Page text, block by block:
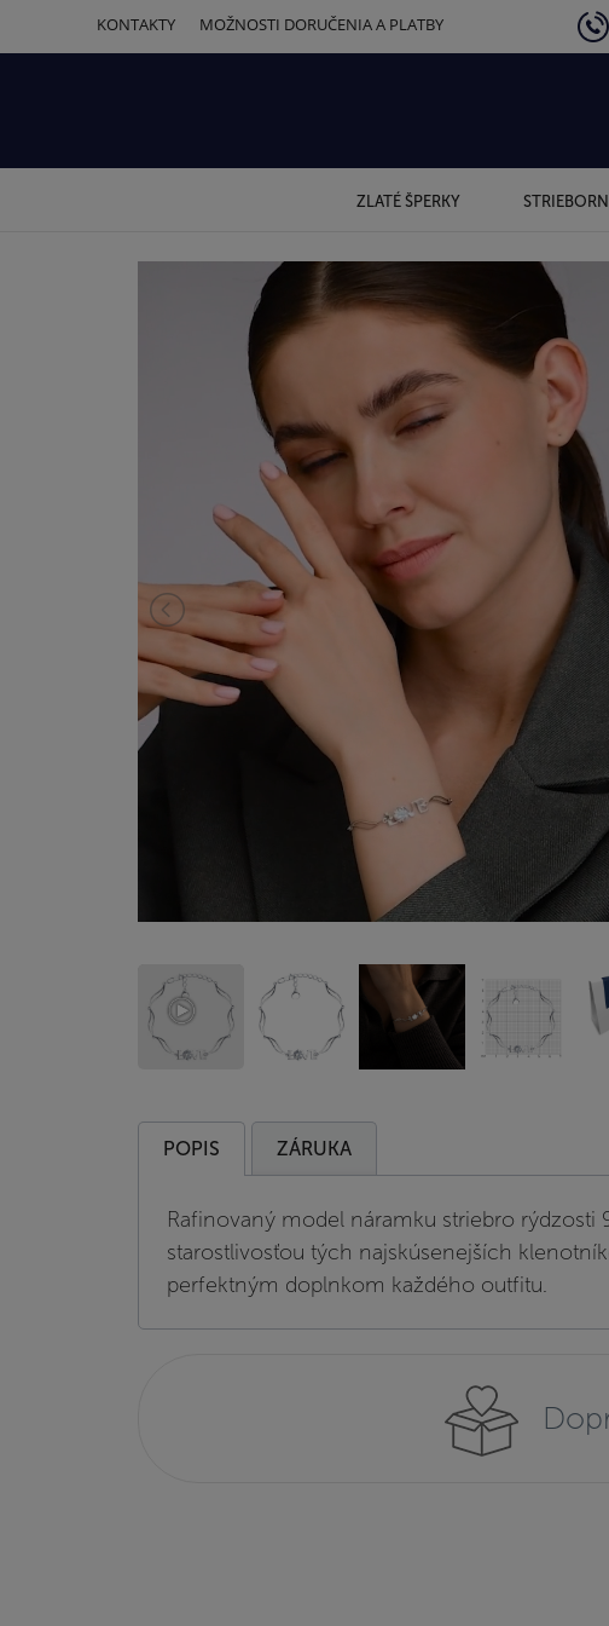
KONTAKTY MOŽNOSTI DORUČENIA A PLATBY 4434
ZLATÉ ŠPERKY
POPIS ZÁRUKA
Rafinovaný model náramku striebro rýdzosti
starostlivosťou tých najskúsenejších
perfektným doplnkom každého outfitu.